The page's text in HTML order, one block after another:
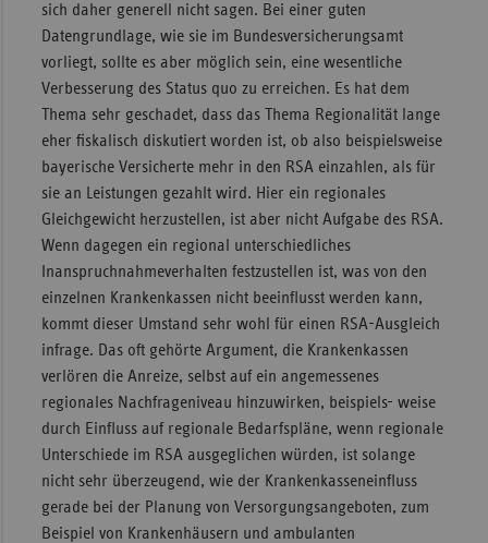
sich daher generell nicht sagen. Bei einer guten
Datengrundlage, wie sie im Bundesversicherungsamt
vorliegt, sollte es aber möglich sein, eine wesentliche
Verbesserung des Status quo zu erreichen. Es hat dem
Thema sehr geschadet, dass das Thema Regionalität lange
eher fiskalisch diskutiert worden ist, ob also beispielsweise
bayerische Versicherte mehr in den RSA einzahlen, als für
sie an Leistungen gezahlt wird. Hier ein regionales
Gleichgewicht herzustellen, ist aber nicht Aufgabe des RSA.
Wenn dagegen ein regional unterschiedliches
Inanspruchnahmeverhalten festzustellen ist, was von den
einzelnen Krankenkassen nicht beeinflusst werden kann,
kommt dieser Umstand sehr wohl für einen RSA-Ausgleich
infrage. Das oft gehörte Argument, die Krankenkassen
verlören die Anreize, selbst auf ein angemessenes
regionales Nachfrageniveau hinzuwirken, beispiels- weise
durch Einfluss auf regionale Bedarfspläne, wenn regionale
Unterschiede im RSA ausgeglichen würden, ist solange
nicht sehr überzeugend, wie der Krankenkasseneinfluss
gerade bei der Planung von Versorgungsangeboten, zum
Beispiel von Krankenhäusern und ambulanten